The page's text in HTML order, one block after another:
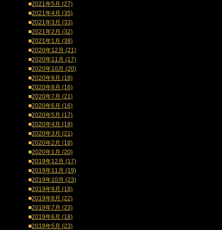
■2021年5月 (27)
■2021年4月 (35)
■2021年3月 (33)
■2021年2月 (32)
■2021年1月 (38)
■2020年12月 (21)
■2020年11月 (17)
■2020年10月 (20)
■2020年9月 (18)
■2020年8月 (16)
■2020年7月 (21)
■2020年6月 (16)
■2020年5月 (17)
■2020年4月 (18)
■2020年3月 (21)
■2020年2月 (18)
■2020年1月 (20)
■2019年12月 (17)
■2019年11月 (19)
■2019年10月 (23)
■2019年9月 (18)
■2019年8月 (22)
■2019年7月 (23)
■2019年6月 (18)
■2019年5月 (23)